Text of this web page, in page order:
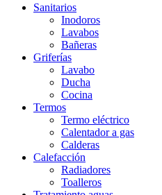
Sanitarios
Inodoros
Lavabos
Bañeras
Griferías
Lavabo
Ducha
Cocina
Termos
Termo eléctrico
Calentador a gas
Calderas
Calefacción
Radiadores
Toalleros